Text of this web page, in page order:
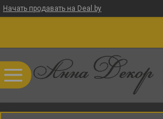
Начать продавать на Deal.by